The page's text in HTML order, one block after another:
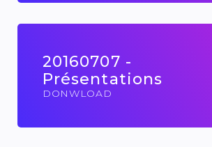
20160707 -
Présentations
DONWLOAD